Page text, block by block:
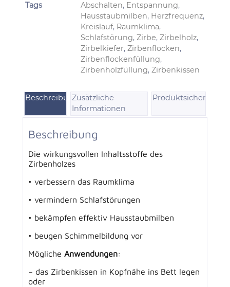
Tags
Abschalten, Entspannung,
Hausstaubmilben, Herzfrequenz,
Kreislauf, Raumklima,
Schlafstörung, Zirbe, Zirbelholz,
Zirbelkiefer, Zirbenflocken,
Zirbenflockenfüllung,
Zirbenholzfüllung, Zirbenkissen
BeschreibungZusätzliche
Informationen
Produktsicherheit
Beschreibung
Die wirkungsvollen Inhaltsstoffe des
Zirbenholzes
• verbessern das Raumklima
• vermindern Schlafstörungen
• bekämpfen effektiv Hausstaubmilben
• beugen Schimmelbildung vor
MöglicheAnwendungen:
– das Zirbenkissen in Kopfnähe ins Bett legen
oder